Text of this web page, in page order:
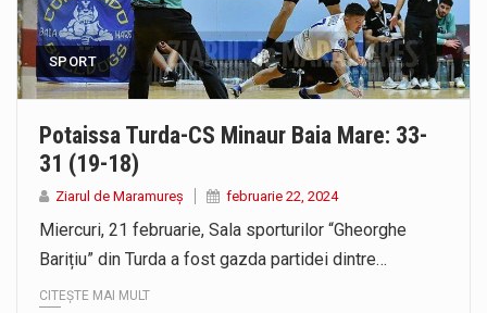
SPORT
Potaissa Turda-CS Minaur Baia Mare: 33-
31 (19-18)
Ziarul de Maramureș februarie 22, 2024
Miercuri, 21 februarie, Sala sporturilor “Gheorghe
Barițiu” din Turda a fost gazda partidei dintre…
CITEȘTE MAI MULT